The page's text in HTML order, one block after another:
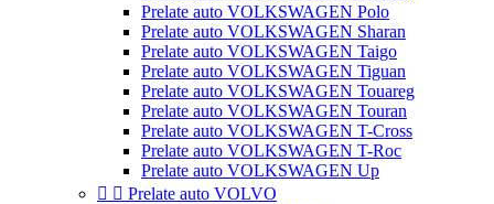
Prelate auto VOLKSWAGEN Polo
Prelate auto VOLKSWAGEN Sharan
Prelate auto VOLKSWAGEN Taigo
Prelate auto VOLKSWAGEN Tiguan
Prelate auto VOLKSWAGEN Touareg
Prelate auto VOLKSWAGEN Touran
Prelate auto VOLKSWAGEN T-Cross
Prelate auto VOLKSWAGEN T-Roc
Prelate auto VOLKSWAGEN Up
  Prelate auto VOLVO